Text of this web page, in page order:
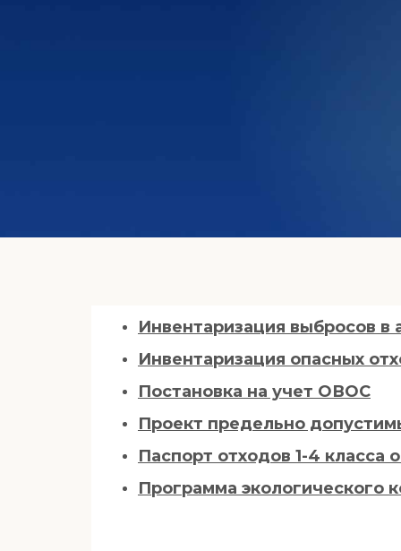
Инвентаризация выбросов
Инвентаризация опасных
Постановка на учет ОВОС
Проект предельно
Паспорт отходов 1-4 класса
Программа экологического